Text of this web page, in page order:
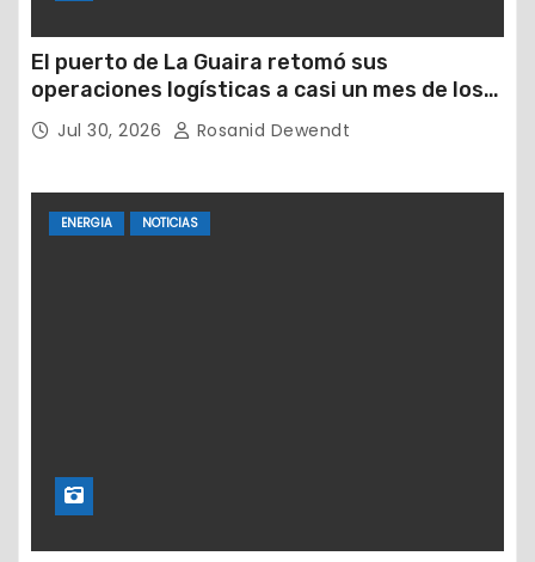
El puerto de La Guaira retomó sus
operaciones logísticas a casi un mes de los
devastadores terremotos
Jul 30, 2026 Rosanid Dewendt
ENERGIA NOTICIAS